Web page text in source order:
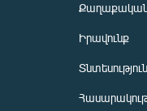
Իրավունք
Տնտեսություն